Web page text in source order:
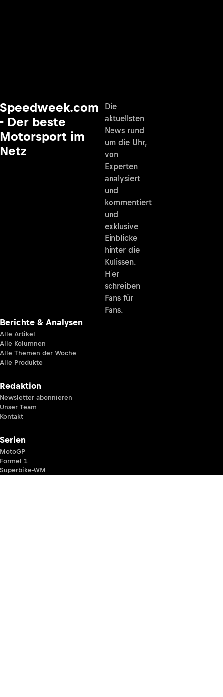
Speedweek.com
- Der beste
Motorsport im
Netz
Die
aktuellsten
News rund
um die Uhr,
von
Experten
analysiert
und
kommentiert
und
exklusive
Einblicke
hinter die
Kulissen.
Hier
schreiben
Fans für
Fans.
Berichte & Analysen
Alle Artikel
Alle Kolumnen
Alle Themen der Woche
Alle Produkte
Redaktion
Newsletter abonnieren
Unser Team
Kontakt
Serien
MotoGP
Formel 1
Superbike-WM